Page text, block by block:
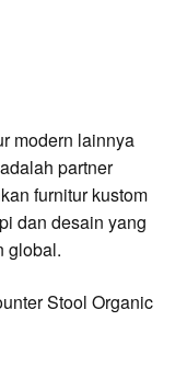
modern lainnya
partner
furnitur kustom
dan desain yang
global.
Stool Organic